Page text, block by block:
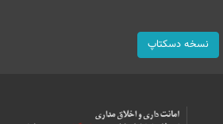
نسخه دسکتاپ